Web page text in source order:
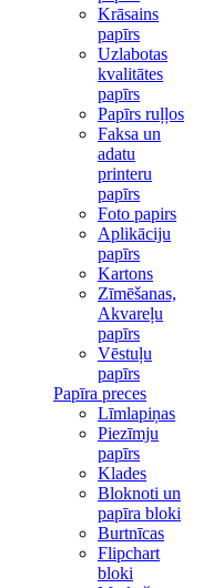
Krāsains
papīrs
Uzlabotas
kvalitātes
papīrs
Papīrs ruļļos
Faksa un
adatu
printeru
papīrs
Foto papirs
Aplikāciju
papīrs
Kartons
Zīmēšanas,
Akvareļu
papīrs
Vēstuļu
papīrs
Papīra preces
Līmlapiņas
Piezīmju
papīrs
Klades
Bloknoti un
papīra bloki
Burtnīcas
Flipchart
bloki